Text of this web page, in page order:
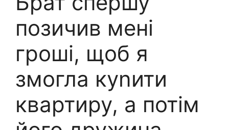
позичив мені
гроші, щоб я
змогла куnити
квартиру, а потім